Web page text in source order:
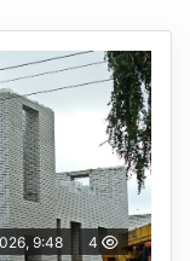
9:48 4